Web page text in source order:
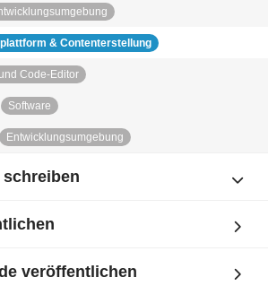
& Contenterstellung
Code-Editor
Software
Entwicklungsumgebung
veröffentlichen